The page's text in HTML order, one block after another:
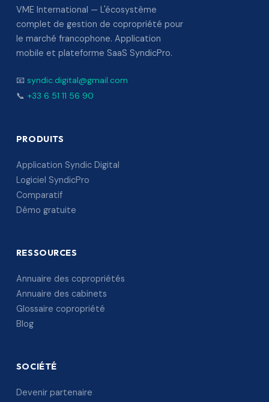
VME International — L'écosystème
complet de gestion de copropriété pour
le marché francophone. Application
mobile et plateforme SaaS SyndicPro.
📧 syndic.digital@gmail.com
📞 +33 6 51 11 56 90
PRODUITS
Application Syndic Digital
Logiciel SyndicPro
Comparatif
Démo gratuite
RESSOURCES
Annuaire des copropriétés
Annuaire des cabinets
Glossaire copropriété
Blog
SOCIÉTÉ
Devenir partenaire